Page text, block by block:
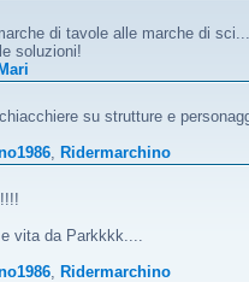
di tavole alle marche di
soluzioni!
su strutture e
Ridermarchino
vita da Parkkkk....
Ridermarchino